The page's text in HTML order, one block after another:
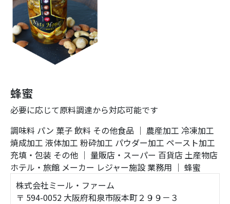
蜂蜜
必要に応じて原料調達から対応可能です
調味料 パン 菓子飲料 その他食品 ｜ 農産加工 冷凍加工
焼成加工 液体加工 粉砕加工 パウダー加工 ペースト加工
充填・包装 その他 ｜ 量販店・スーパー 百貨店土産物店
ホテル・旅館 メーカー レジャー施設業務用 ｜ 蜂蜜
株式会社ミール・ファーム
〒 594-0052 大阪府和泉市阪本町２９９－３